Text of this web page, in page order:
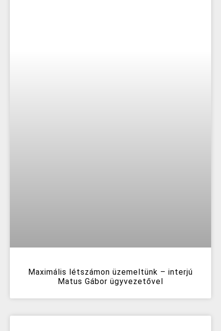
Maximális létszámon üzemeltünk – interjú
Matus Gábor ügyvezetővel